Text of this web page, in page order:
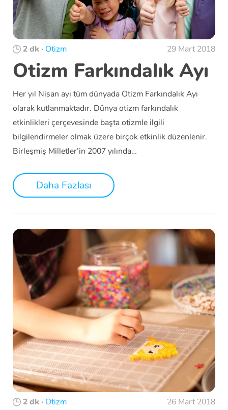
2 dk · Otizm 29 Mart 2018
Otizm Farkındalık Ayı
Her yıl Nisan ayı tüm dünyada Otizm Farkındalık Ayı
olarak kutlanmaktadır. Dünya otizm farkındalık
etkinlikleri çerçevesinde başta otizmle ilgili
bilgilendirmeler olmak üzere birçok etkinlik düzenlenir.
Birleşmiş Milletler’in 2007 yılında…
Daha Fazlası
2 dk · Otizm 26 Mart 2018